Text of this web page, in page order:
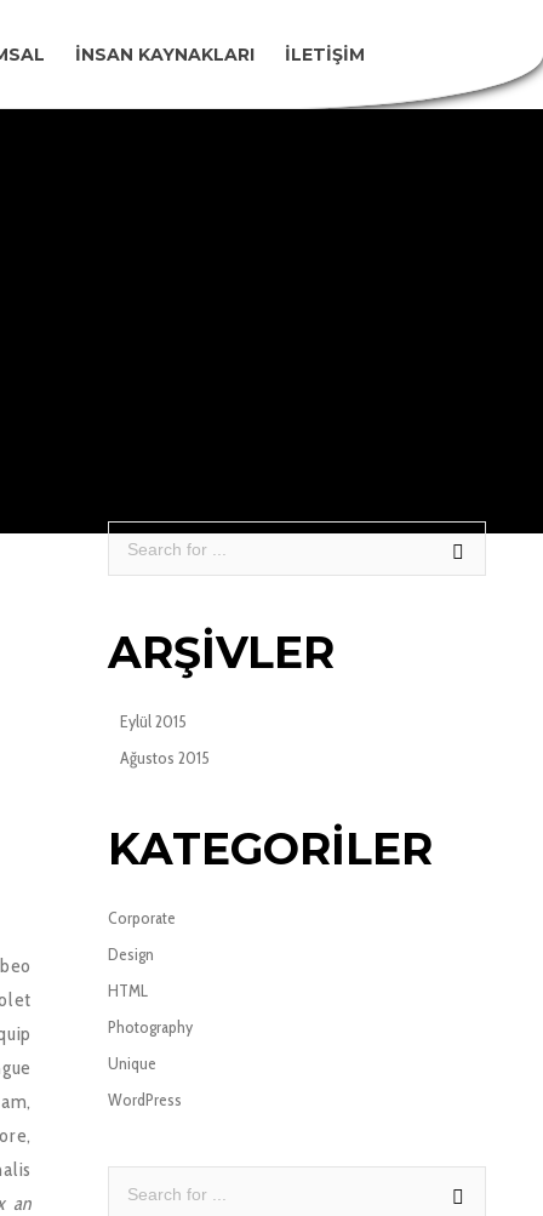
İNSAN KAYNAKLARI İLETIŞIM
an
ARŞIVLER
Eylül 2015
Ağustos 2015
KATEGORILER
Corporate
Design
HTML
Photography
Unique
WordPress